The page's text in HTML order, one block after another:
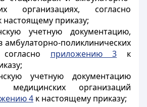
организациях, согласно
настоящему приказу;
учетную документацию,
амбулаторно-поликлинических
согласно приложению 3 к
учетную документацию
медицинских организаций
4 к настоящему приказу;